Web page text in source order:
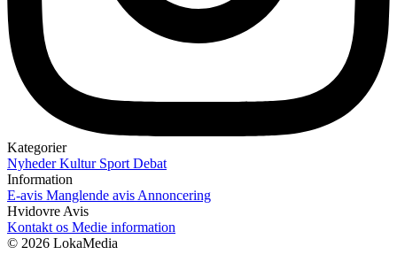
Kategorier
NyhederKultur Sport Debat
Information
E-avis Manglende avis Annoncering
Hvidovre Avis
Kontakt os Medie information
© 2026 LokaMedia